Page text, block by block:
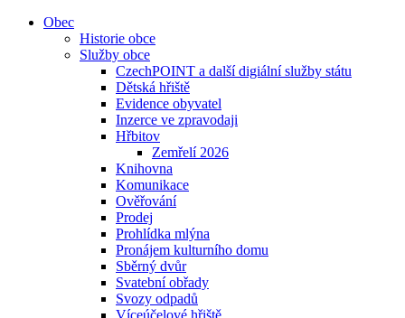
Obec
Historie obce
Služby obce
CzechPOINT a další digiální služby státu
Dětská hřiště
Evidence obyvatel
Inzerce ve zpravodaji
Hřbitov
Zemřelí 2026
Knihovna
Komunikace
Ověřování
Prodej
Prohlídka mlýna
Pronájem kulturního domu
Sběrný dvůr
Svatební obřady
Svozy odpadů
Víceúčelové hřiště